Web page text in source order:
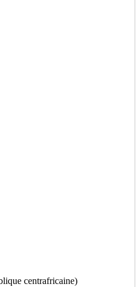
centrafricaine)